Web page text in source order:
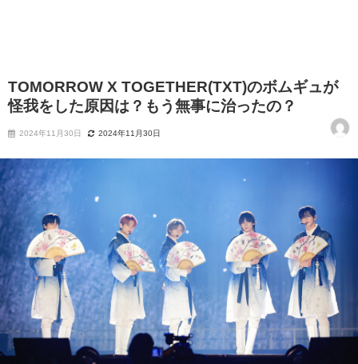
TOMORROW X TOGETHER(TXT)のボムギュが
怪我をした原因は？もう無事に治ったの？
2024年11月30日 2024年11月30日